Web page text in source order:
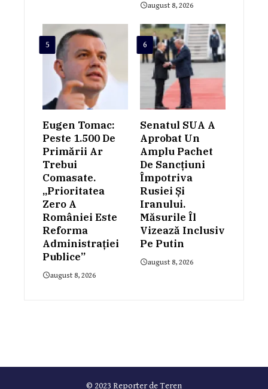
august 8, 2026
5
Eugen Tomac:
Peste 1.500 De
Primării Ar
Trebui
Comasate.
„Prioritatea
Zero A
României Este
Reforma
Administrației
Publice”
august 8, 2026
6
Senatul SUA A
Aprobat Un
Amplu Pachet
De Sancțiuni
Împotriva
Rusiei Și
Iranului.
Măsurile Îl
Vizează Inclusiv
Pe Putin
august 8, 2026
© 2023 Reporter de Teren